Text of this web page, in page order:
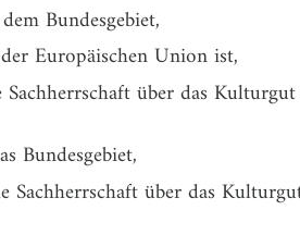
Bundesgebiet,
Europäischen Union ist,
Sachherrschaft über das
Bundesgebiet,
Sachherrschaft über das